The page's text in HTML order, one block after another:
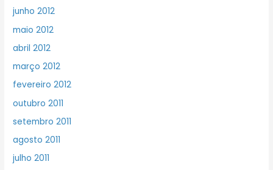
junho 2012
maio 2012
abril 2012
março 2012
fevereiro 2012
outubro 2011
setembro 2011
agosto 2011
julho 2011